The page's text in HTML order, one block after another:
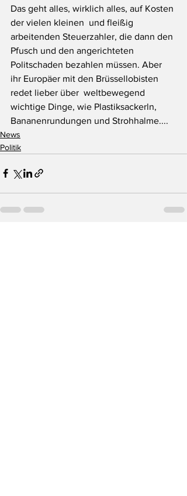
Das geht alles, wirklich alles, auf Kosten
der vielen kleinen  und fleißig
arbeitenden Steuerzahler, die dann den
Pfusch und den angerichteten
Politschaden bezahlen müssen. Aber
ihr Europäer mit den Brüssellobisten
redet lieber über  weltbewegend
wichtige Dinge, wie Plastiksackerln,
Bananenrundungen und Strohhalme....
News
Politik